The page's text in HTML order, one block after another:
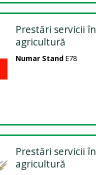
Prestări servicii în
agricultură
Numar Stand E78
Prestări servicii în
agricultură